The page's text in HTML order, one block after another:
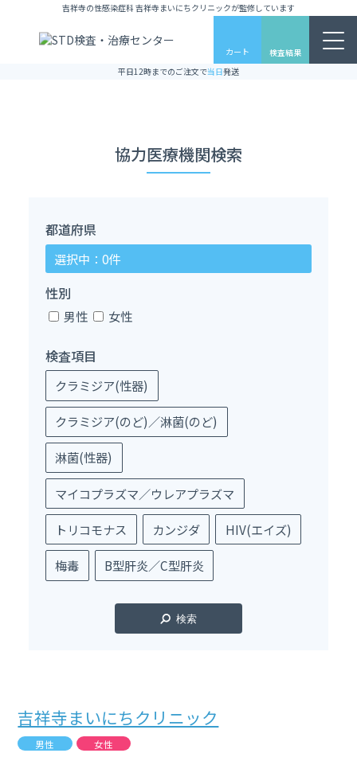
吉祥寺の性感染症科 吉祥寺まいにちクリニックが監修しています
カート
検査結果
平日12時までのご注文で当日発送
協力医療機関検索
都道府県
選択中：0件
性別
男性 女性
検査項目
クラミジア(性器)
クラミジア(のど)／淋菌(のど)
淋菌(性器)
マイコプラズマ／ウレアプラズマ
トリコモナス カンジダ HIV(エイズ)
梅毒 B型肝炎／C型肝炎
検索
吉祥寺まいにちクリニック
男性 女性